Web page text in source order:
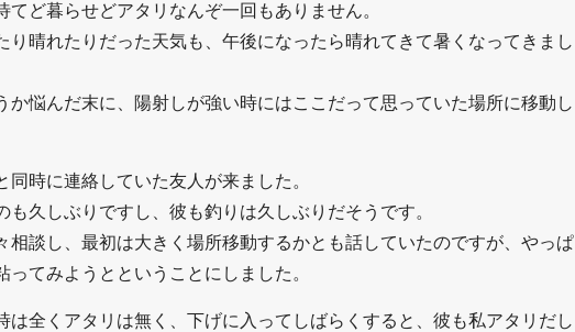
てど暮らせどアタリなんぞ一回もありません。
り晴れたりだった天気も、午後になったら晴れてきて暑くなってきまし
か悩んだ末に、陽射しが強い時にはここだって思っていた場所に移動し
同時に連絡していた友人が来ました。
も久しぶりですし、彼も釣りは久しぶりだそうです。
相談し、最初は大きく場所移動するかとも話していたのですが、やっぱ
ってみようとということにしました。
は全くアタリは無く、下げに入ってしばらくすると、彼も私アタリだし